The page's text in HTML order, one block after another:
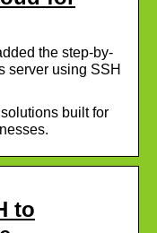
the step-by-
server using SSH
built for
to